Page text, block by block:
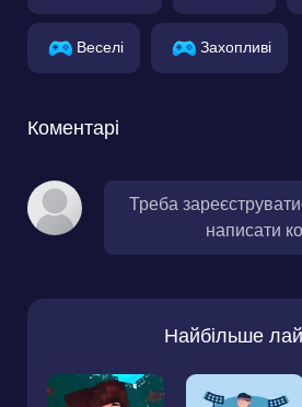
Веселі Захопливі
Коментарі
Треба
написати
Найбільше